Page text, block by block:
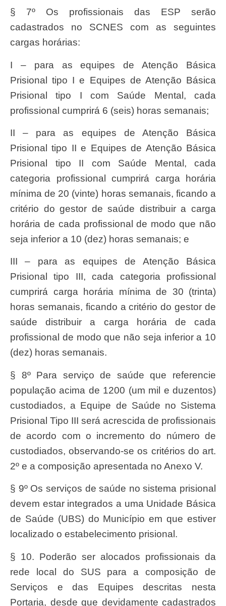
§ 7º Os profissionais das ESP serão
cadastrados no SCNES com as seguintes
cargas horárias:
I – para as equipes de Atenção Básica
Prisional tipo I e Equipes de Atenção Básica
Prisional tipo I com Saúde Mental, cada
profissional cumprirá 6 (seis) horas semanais;
II – para as equipes de Atenção Básica
Prisional tipo II e Equipes de Atenção Básica
Prisional tipo II com Saúde Mental, cada
categoria profissional cumprirá carga horária
mínima de 20 (vinte) horas semanais, ficando a
critério do gestor de saúde distribuir a carga
horária de cada profissional de modo que não
seja inferior a 10 (dez) horas semanais; e
III – para as equipes de Atenção Básica
Prisional tipo III, cada categoria profissional
cumprirá carga horária mínima de 30 (trinta)
horas semanais, ficando a critério do gestor de
saúde distribuir a carga horária de cada
profissional de modo que não seja inferior a 10
(dez) horas semanais.
§ 8º Para serviço de saúde que referencie
população acima de 1200 (um mil e duzentos)
custodiados, a Equipe de Saúde no Sistema
Prisional Tipo III será acrescida de profissionais
de acordo com o incremento do número de
custodiados, observando-se os critérios do art.
2º e a composição apresentada no Anexo V.
§ 9º Os serviços de saúde no sistema prisional
devem estar integrados a uma Unidade Básica
de Saúde (UBS) do Município em que estiver
localizado o estabelecimento prisional.
§ 10. Poderão ser alocados profissionais da
rede local do SUS para a composição de
Serviços e das Equipes descritas nesta
Portaria, desde que devidamente cadastrados